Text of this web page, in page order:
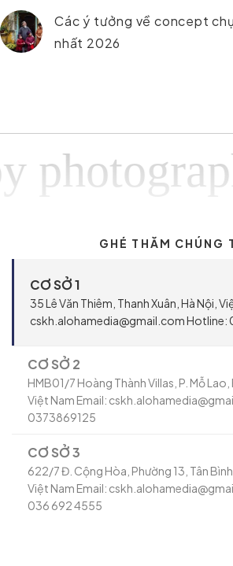
Các ý tưởng về concept
nhất 2026
GHÉ THĂM CHÚNG
CƠ SỞ 1
35 Lê Văn Thiêm, Thanh Xuân, Hà Nội,
cskh.alohamedia@gmail.com Hotline:
CƠ SỞ 2
HMB01/7 Hoàng Thành Villas, P. Mỗ Lao,
Việt Nam Email:
0373869125
CƠ SỞ 3
622/7 Đ. Cộng Hòa, Phường 13, Tân
Việt Nam Email:
036 692 4555